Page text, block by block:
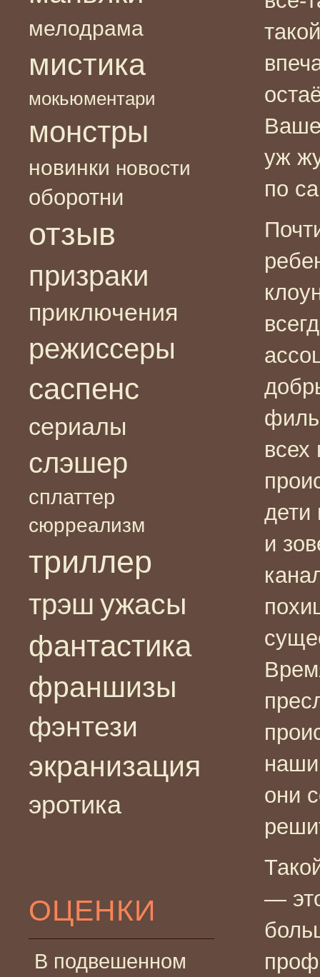
мелодрама
мистика
мокьюментари
монстры
новинки новости
оборотни
отзыв
призраки
приключения
режиссеры
саспенс
сериалы
слэшер
сплаттер
сюрреализм
триллер
трэш ужасы
фантастика
франшизы
фэнтези
экранизация
эротика
ОЦЕНКИ
В подвешенном
уж
по
всех
дети
и
они
—